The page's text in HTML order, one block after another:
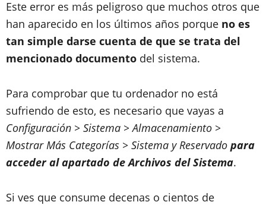
Este error es más peligroso que muchos otros que
han aparecido en los últimos años porque no es
tan simple darse cuenta de que se trata del
mencionado documento del sistema.
Para comprobar que tu ordenador no está
sufriendo de esto, es necesario que vayas a
Configuración > Sistema > Almacenamiento >
Mostrar Más Categorías > Sistema y Reservado para
acceder al apartado de Archivos del Sistema.
Si ves que consume decenas o cientos de